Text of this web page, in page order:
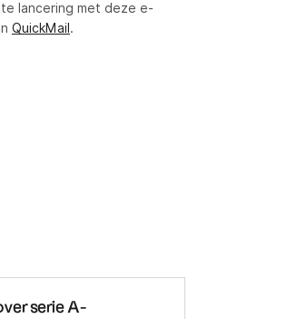
lancering met deze e-
QuickMail .
serie A-